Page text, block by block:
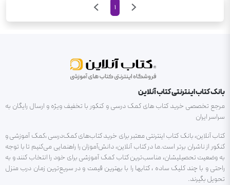
1
بانک کتاب اینترنتی کتاب آنلاین
مرجع تخصصی خرید کتاب های کمک درسی و کنکور با تخفیف ویژه و ارسال رایگان به
سراسر ایران
کتاب آنلاین، بانک کتاب اینترنتی معتبر برای خرید کتاب‌های کمک‌درسی ،کمک آموزشی و
کنکور از ناشران برتر است.ما در کتاب آنلاین، دانش‌آموزان را راهنمایی می‌کنیم تا با توجه
به وضعیت تحصیلیشان، مناسب‌ترین کتاب کمک آموزشی برای خود را انتخاب کنند و به
راحتی و با چند کلیک ساده ، کتابها را با بهترین قیمت و در سریع‌ترین زمان درب منزل
تحویل بگیرند.